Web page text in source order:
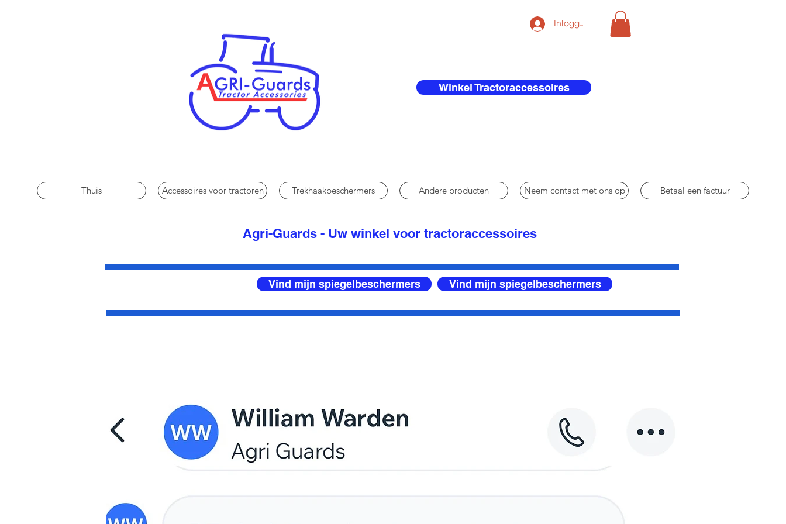
Inloggen
Winkel Tractoraccessoires
Thuis Accessoires voor tractoren Trekhaakbeschermers Andere producten Neem contact met ons op Betaal een factuur
Agri-Guards - Uw winkel voor tractoraccessoires
Vind mijn spiegelbeschermers Vind mijn spiegelbeschermers